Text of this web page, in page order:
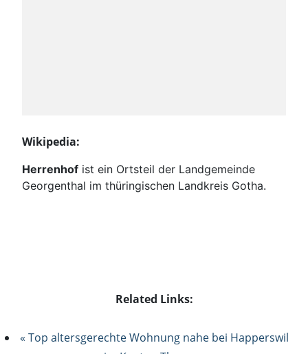
Wikipedia:
Herrenhof ist ein Ortsteil der Landgemeinde
Georgenthal im thüringischen Landkreis Gotha.
Related Links:
« Top altersgerechte Wohnung nahe bei Happerswil